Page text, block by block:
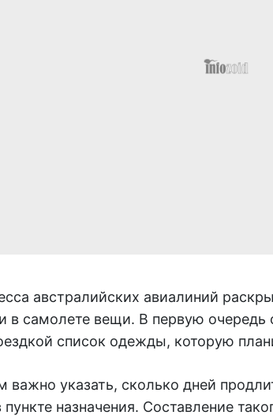
австралийских авиалиний
в самолете вещи. В первую очередь
список одежды, которую
важно указать, сколько дней
пункте назначения. Составление